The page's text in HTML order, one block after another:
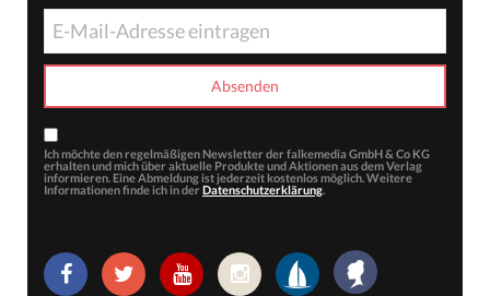
Ich möchte den regelmäßigen Newsletter der falkemedia GmbH & Co KG
erhalten und mich über aktuelle Produkte und Aktionen aus dem Verlag
informieren. Eine Abmeldung ist jederzeit kostenlos möglich. Weitere
Informationen finde ich in der Datenschutzerklärung.